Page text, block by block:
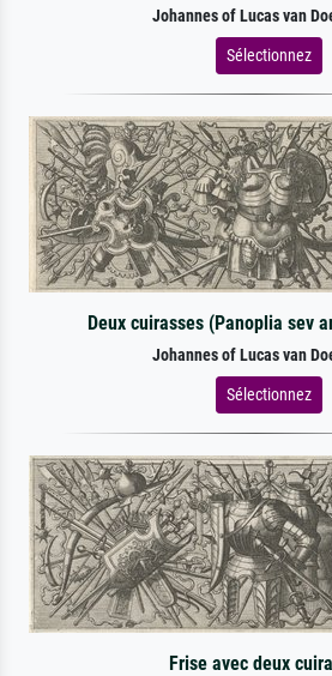
Johannes of Lucas van
Sélectionnez
Deux cuirasses (Panoplia sev
Johannes of Lucas van
Sélectionnez
Frise avec deux